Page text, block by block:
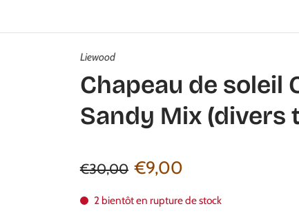
Liewood
Chapeau de soleil
Sandy Mix (divers
€30,00 €9,00
2 bientôt en rupture de stock